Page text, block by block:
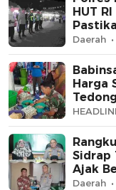
HUT
dan
Daerah
Harga
Tedong
Sidrap
Ajak
Daerah